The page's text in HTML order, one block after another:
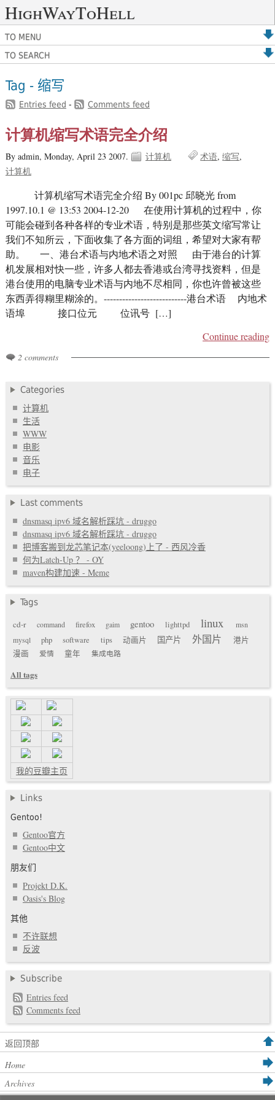
HighWayToHell
TO MENU
TO SEARCH
Tag - 缩写
Entries feed - Comments feed
计算机缩写术语完全介绍
By admin, Monday, April 23 2007. 计算机 术语 缩写
计算机
计算机缩写术语完全介绍 By 001pc 邱晓光 from
1997.10.1 @ 13:53 2004-12-20 在使用计算机的过程中，你
可能会碰到各种各样的专业术语，特别是那些英文缩写常让
我们不知所云，下面收集了各方面的词组，希望对大家有帮
助。 一、港台术语与内地术语之对照 由于港台的计算
机发展相对快一些，许多人都去香港或台湾寻找资料，但是
港台使用的电脑专业术语与内地不尽相同，你也许曾被这些
东西弄得糊里糊涂的。---------------------------港台术语 内地术
语埠 接口位元 位讯号 […]
Continue reading
2 comments
Categories
计算机
生活
WWW
电影
音乐
电子
Last comments
dnsmasq ipv6 域名解析踩坑 - druggo
dnsmasq ipv6 域名解析踩坑 - druggo
把博客搬到龙芯笔记本(yeeloong)上了 - 西风冷香
何为Latch-Up ？ - OY
maven构建加速 - Meme
Tags
cd-r
command firefox gaim gentoo lighttpd linux
msn
mysql
php software tips 动画片 国产片 外国片
港片
漫画
爱情 童年 集成电路
All tags
我的豆瓣主页
Links
Gentoo!
Gentoo官方
Gentoo中文
朋友们
Projekt D.K.
Oasis's Blog
其他
不许联想
反波
Subscribe
Entries feed
Comments feed
返回顶部
Home
Archives